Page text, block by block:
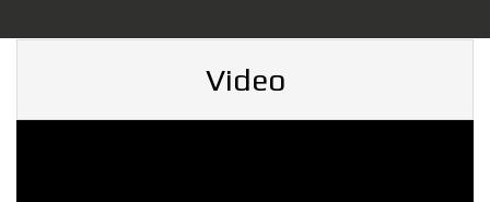
Video